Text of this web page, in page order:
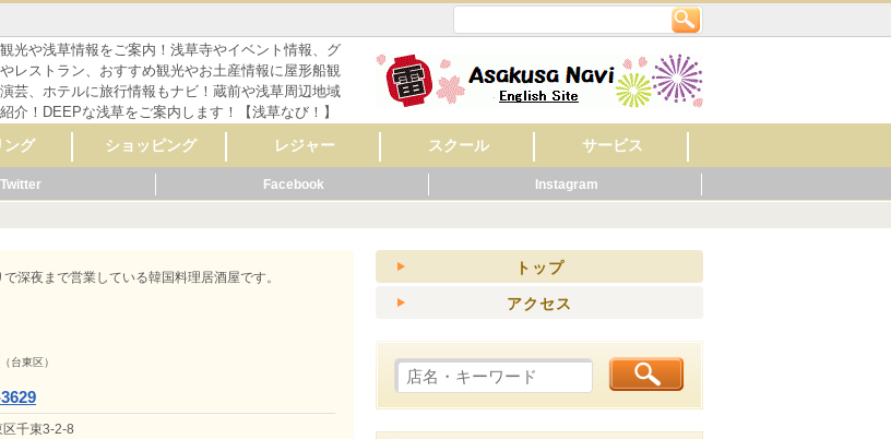
光や浅草情報をご案内！浅草寺やイベント情報、グ
レストラン、おすすめ観光やお土産情報に屋形船観
芸、ホテルに旅行情報もナビ！蔵前や浅草周辺地域
介！DEEPな浅草をご案内します！【浅草なび！】
ング
ション
サージ
サージ
サージ
ショッピング
ョン
レジャー
カラオケ
占い
バッティングセンタ
ー
映画館・劇場
ライブハウス
観光スポット
動物園
遊園地
健康ランド・温泉
ゲームセンター
その他
体験
スクール
ニング
サービス
レンタルショップ
旅館
ビジネスホテル
ペット関連
健康・スポーツ
賃貸・不動産
ウエディング
歯科
ホテル
公共機関
その他
病院
くらし
Twitter Facebook Instagram
深夜まで営業している韓国料理居酒屋です。
（台東区）
千束3-2-8
トップ
アクセス